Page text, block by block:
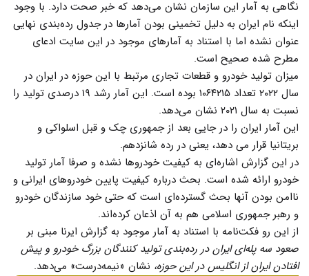
نگاهی به آمار این سازمان نشان می‌دهد که خبر صحت دارد. با وجود
اینکه نام ایران به دلیل تخمینی بودن آمارها در جدول رده‌بندی نهایی
عنوان نشده اما با استناد به آمارهای موجود در این سایت ادعای
مطرح شده صحیح است.
میزان تولید خودرو و قطعات تجاری مرتبط با این حوزه در ایران در
سال ۲۰۲۲ تعداد ۱۰۶۴۲۱۵ بوده است. این آمار رشد ۱۹ درصدی تولید را
نسبت به سال ۲۰۲۱ نشان می‌دهد.
این آمار ایران را در جایی بعد از جمهوری چک و قبل اسلواکی و
بریتانیا قرار می دهد، یعنی در رده شانزدهم.
در این گزارش اشاره‌ای به کیفیت خودروها نشده و صرفا آمار تولید
خودرو ارائه شده است. بحث درباره کیفیت پایین خودروهای ایرانی و
ناامن بودن آنها بحث گسترده‌ای است که حتی خود سازندگان خودرو
و رهبر جمهوری اسلامی هم به آن اذعان کرده‌اند.
از این رو فکت‌نامه با استناد به آمار موجود به گزارش ایرنا مبنی بر
صعود سه پله‌ای ایران در رده‌بندی تولید کنندگان بزرگ خودرو و پیش
افتادن ایران از انگلیس در این حوزه، نشان «نیمه‌درست» می‌دهد.